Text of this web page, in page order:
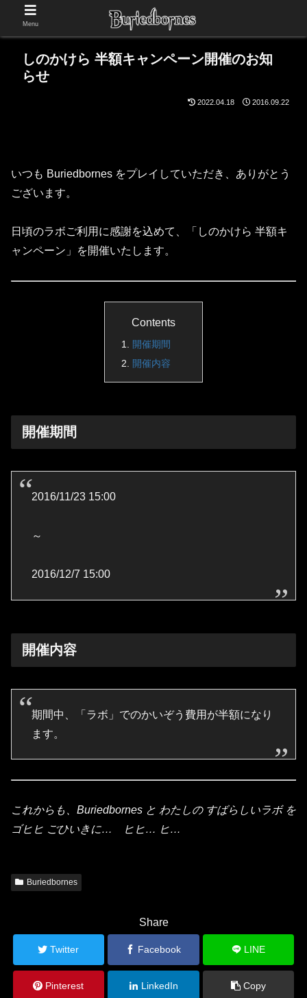
しのかけら 半額キャンペーン開催のお知
らせ
2022.04.18 2016.09.22
いつも Buriedbornes をプレイしていただき、ありがとう
ございます。
日頃のラボご利用に感謝を込めて、「しのかけら 半額キ
ャンペーン」を開催いたします。
Contents
開催期間
開催内容
開催期間
2016/11/23 15:00
～
2016/12/7 15:00
開催内容
期間中、「ラボ」でのかいぞう費用が半額になり
ます。
これからも、Buriedbornes と わたしの すばらしいラボ を
ゴヒヒ ごひいきに… ヒヒ… ヒ…
Buriedbornes
Share
Twitter Facebook LINE
Pinterest LinkedIn Copy
Menu